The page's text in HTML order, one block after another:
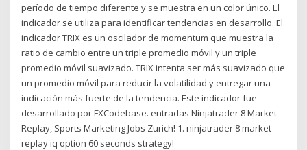
período de tiempo diferente y se muestra en un color único. El
indicador se utiliza para identificar tendencias en desarrollo. El
indicador TRIX es un oscilador de momentum que muestra la
ratio de cambio entre un triple promedio móvil y un triple
promedio móvil suavizado. TRIX intenta ser más suavizado que
un promedio móvil para reducir la volatilidad y entregar una
indicación más fuerte de la tendencia. Este indicador fue
desarrollado por FXCodebase. entradas Ninjatrader 8 Market
Replay, Sports Marketing Jobs Zurich! 1. ninjatrader 8 market
replay iq option 60 seconds strategy!